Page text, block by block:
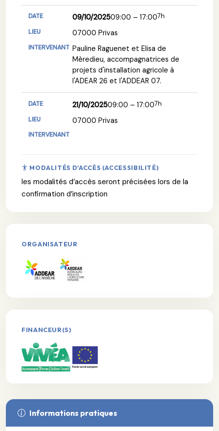
09/10/202509:00 – 17:007h
07000 Privas
Pauline Raguenet et Elisa de
Mèredieu, accompagnatrices de
projets d'installation agricole à
l'ADEAR 26 et l'ADDEAR 07.
21/10/202509:00 – 17:007h
07000 Privas
MODALITÉS D'ACCÈS (ACCESSIBILITÉ)
les modalités d’accès seront précisées lors de la
confirmation d’inscription
ORGANISATEUR
FINANCEUR(S)
Informations pratiques